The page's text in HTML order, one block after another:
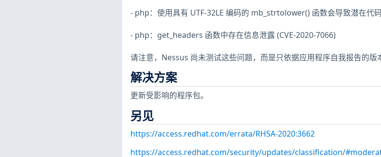
- php：使用具有 UTF-32LE 编码的 mb_strtolower() 函数会导致潜在代
- php：get_headers 函数中存在信息泄露 (CVE-2020-7066)
请注意，Nessus 尚未测试这些问题，而是只依据应用程序自我报告的版
解决方案
更新受影响的程序包。
另见
https://access.redhat.com/errata/RHSA-2020:3662
https://access.redhat.com/security/updates/classification/